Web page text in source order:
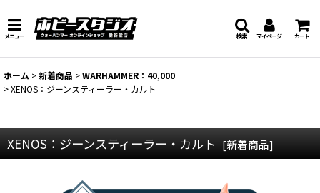
メニュー マイページ カート
検索
ホーム >新着商品 >WARHAMMER：40,000
>XENOS：ジーンスティーラー・カルト
XENOS：ジーンスティーラー・カルト [新着商品]